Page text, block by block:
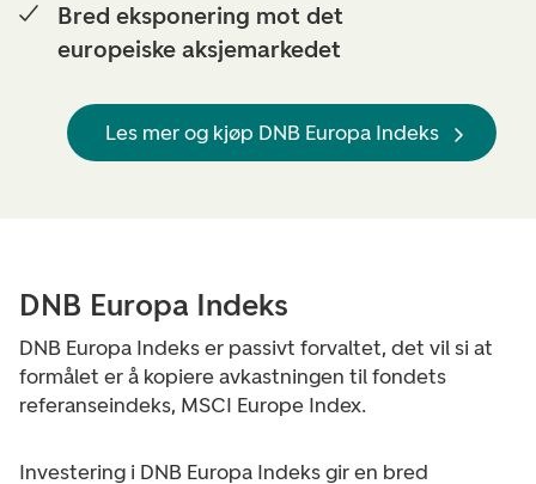
Bred eksponering mot det
europeiske aksjemarkedet
Les mer og kjøp DNB Europa Indeks
DNB Europa Indeks
DNB Europa Indeks er passivt forvaltet, det vil si at
formålet er å kopiere avkastningen til fondets
referanseindeks, MSCI Europe Index.
Investering i DNB Europa Indeks gir en bred